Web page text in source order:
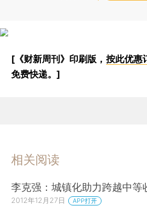
[《财新周刊》印刷版， 按此优惠
免费快递。]
相关阅读
李克强：城镇化助力跨越中等
2012年12月27日 APP打开